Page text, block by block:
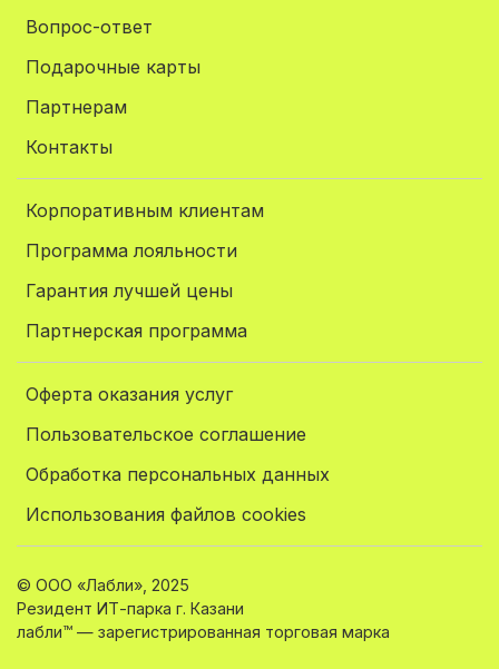
Вопрос-ответ
Подарочные карты
Партнерам
Контакты
Корпоративным клиентам
Программа лояльности
Гарантия лучшей цены
Партнерская программа
Оферта оказания услуг
Пользовательское соглашение
Обработка персональных данных
Использования файлов cookies
© ООО «Лабли», 2025
Резидент ИТ-парка г. Казани
лабли™ — зарегистрированная торговая марка